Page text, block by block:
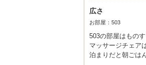
広さ
お部屋：503
503の部屋はもの
マッサージチェア
泊まりだと朝ごは